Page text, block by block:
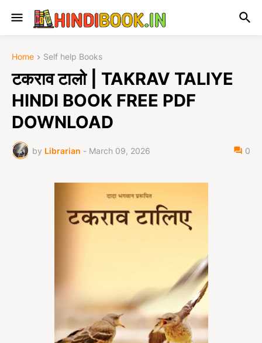
Home Self help Books
टकराव टालो | TAKRAV TALIYE
HINDI BOOK FREE PDF
DOWNLOAD
by Librarian - March 09, 2026 0